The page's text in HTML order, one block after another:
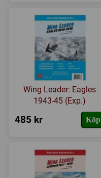
Wing Leader: Eagles
1943-45 (Exp.)
485 kr Köp